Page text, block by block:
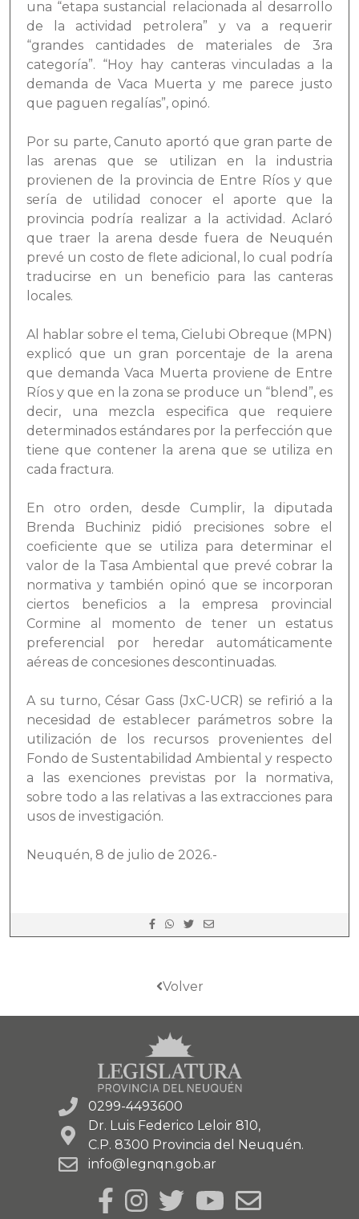
una “etapa sustancial relacionada al desarrollo
de la actividad petrolera” y va a requerir
“grandes cantidades de materiales de 3ra
categoría”. “Hoy hay canteras vinculadas a la
demanda de Vaca Muerta y me parece justo
que paguen regalías”, opinó.
Por su parte, Canuto aportó que gran parte de
las arenas que se utilizan en la industria
provienen de la provincia de Entre Ríos y que
sería de utilidad conocer el aporte que la
provincia podría realizar a la actividad. Aclaró
que traer la arena desde fuera de Neuquén
prevé un costo de flete adicional, lo cual podría
traducirse en un beneficio para las canteras
locales.
Al hablar sobre el tema, Cielubi Obreque (MPN)
explicó que un gran porcentaje de la arena
que demanda Vaca Muerta proviene de Entre
Ríos y que en la zona se produce un “blend”, es
decir, una mezcla especifica que requiere
determinados estándares por la perfección que
tiene que contener la arena que se utiliza en
cada fractura.
En otro orden, desde Cumplir, la diputada
Brenda Buchiniz pidió precisiones sobre el
coeficiente que se utiliza para determinar el
valor de la Tasa Ambiental que prevé cobrar la
normativa y también opinó que se incorporan
ciertos beneficios a la empresa provincial
Cormine al momento de tener un estatus
preferencial por heredar automáticamente
aéreas de concesiones descontinuadas.
A su turno, César Gass (JxC-UCR) se refirió a la
necesidad de establecer parámetros sobre la
utilización de los recursos provenientes del
Fondo de Sustentabilidad Ambiental y respecto
a las exenciones previstas por la normativa,
sobre todo a las relativas a las extracciones para
usos de investigación.
Neuquén, 8 de julio de 2026.-
Volver
0299-4493600
Dr. Luis Federico Leloir 810,
C.P. 8300 Provincia del Neuquén.
info@legnqn.gob.ar